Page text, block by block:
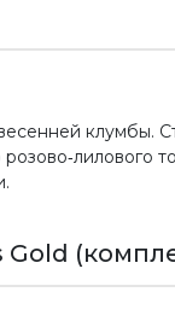
клумбы.